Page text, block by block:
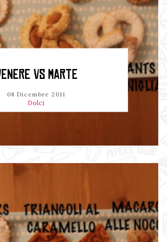
VS MARTE
08 Dicembre 2011
Dolci